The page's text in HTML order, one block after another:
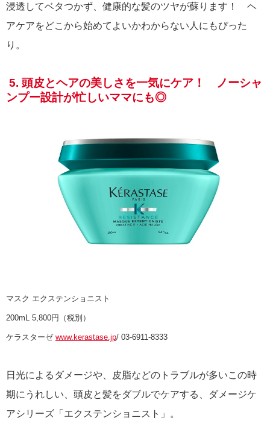
浸透してベタつかず、健康的な髪のツヤが蘇ります！ ヘ
アケアをどこから始めてよいかわからない人にもぴった
り。
5. 頭皮とヘアの美しさを一気にケア！ ノーシャ
ンプー設計が忙しいママにも◎
マスク エクステンショニスト
200mL 5,800円（税別）
ケラスターゼ www.kerastase.jp/ 03-6911-8333
日光によるダメージや、皮脂などのトラブルが多いこの時
期にうれしい、頭皮と髪をダブルでケアする、ダメージケ
アシリーズ「エクステンショニスト」。